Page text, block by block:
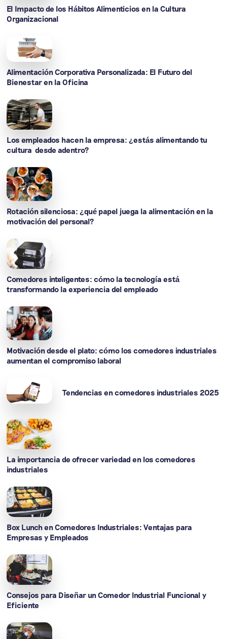
El Impacto de los Hábitos Alimenticios en la Cultura
Organizacional
Alimentación Corporativa Personalizada: El Futuro del
Bienestar en la Oficina
Los empleados hacen la empresa: ¿estás alimentando tu
cultura desde adentro?
Rotación silenciosa: ¿qué papel juega la alimentación en la
motivación del personal?
Comedores inteligentes: cómo la tecnología está
transformando la experiencia del empleado
Motivación desde el plato: cómo los comedores industriales
aumentan el compromiso laboral
Tendencias en comedores industriales 2025
La importancia de ofrecer variedad en los comedores
industriales
Box Lunch en Comedores Industriales: Ventajas para
Empresas y Empleados
Consejos para Diseñar un Comedor Industrial Funcional y
Eficiente